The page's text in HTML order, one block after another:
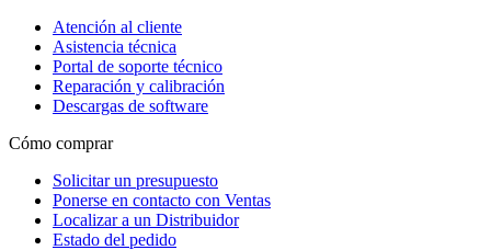
Atención al cliente
Asistencia técnica
Portal de soporte técnico
Reparación y calibración
Descargas de software
Cómo comprar
Solicitar un presupuesto
Ponerse en contacto con Ventas
Localizar a un Distribuidor
Estado del pedido